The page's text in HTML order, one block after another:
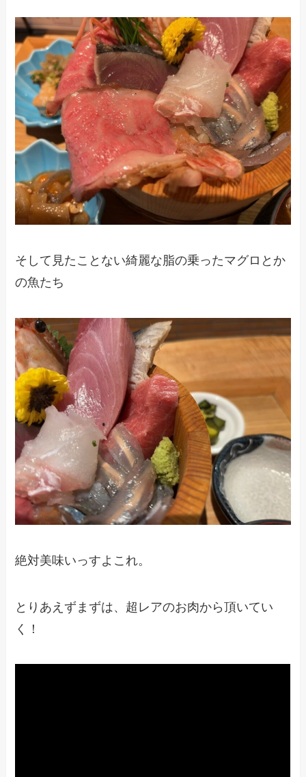
そして見たことない綺麗な脂の乗ったマグロとか
の魚たち
絶対美味いっすよこれ。
とりあえずまずは、超レアのお肉から頂いてい
く！